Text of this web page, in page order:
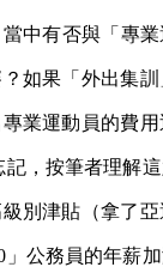
中有否與「專
如果「外出集
業運動員的費
，按筆者理解
別津貼（拿了
公務員的年薪